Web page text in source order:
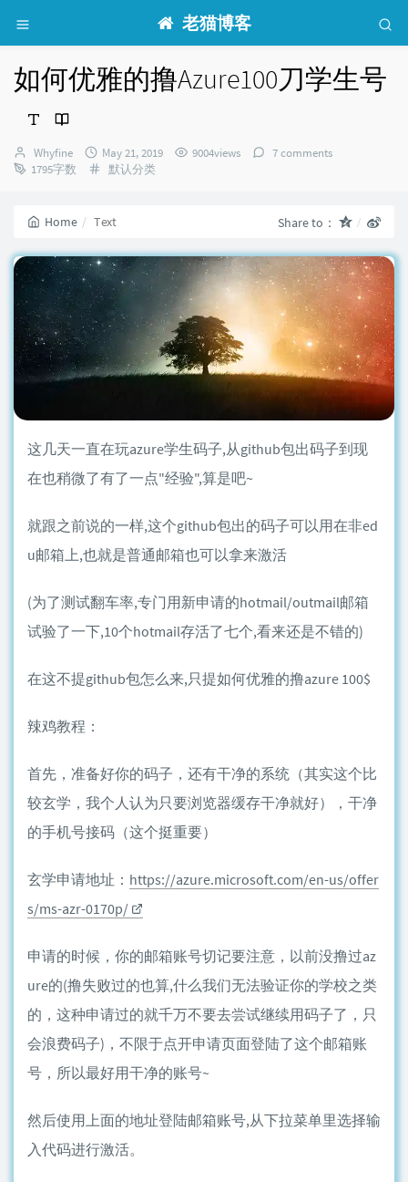
老猫博客
如何优雅的撸Azure100刀学生号
Author：
Whyfine
发
布
May 21, 2019 9004views
7 comments
1795字数
Categories：
默认分类
Home Text Share to：
这几天一直在玩azure学生码子,从github包出码子到现
在也稍微了有了一点"经验",算是吧~
就跟之前说的一样,这个github包出的码子可以用在非ed
u邮箱上,也就是普通邮箱也可以拿来激活
(为了测试翻车率,专门用新申请的hotmail/outmail邮箱
试验了一下,10个hotmail存活了七个,看来还是不错的)
在这不提github包怎么来,只提如何优雅的撸azure 100$
辣鸡教程：
首先，准备好你的码子，还有干净的系统（其实这个比
较玄学，我个人认为只要浏览器缓存干净就好），干净
的手机号接码（这个挺重要）
玄学申请地址： https://azure.microsoft.com/en-us/offer
s/ms-azr-0170p/
申请的时候，你的邮箱账号切记要注意，以前没撸过az
ure的(撸失败过的也算,什么我们无法验证你的学校之类
的，这种申请过的就千万不要去尝试继续用码子了，只
会浪费码子)，不限于点开申请页面登陆了这个邮箱账
号，所以最好用干净的账号~
然后使用上面的地址登陆邮箱账号,从下拉菜单里选择输
入代码进行激活。